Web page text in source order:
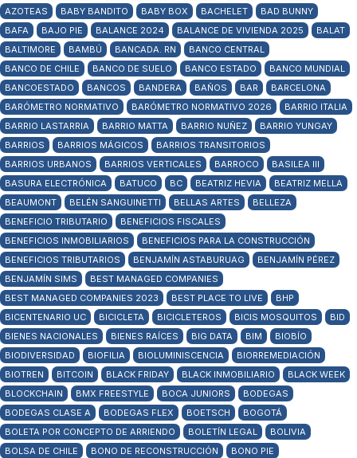
AZOTEAS
BABY BANDITO BABY BOX BACHELET
BAD BUNNY
BAFA
BAJO PIE BALANCE 2024 BALANCE DE VIVIENDA 2025
BALAT
BALTIMORE
BAMBÚ BANCADA. RN
BANCO CENTRAL
BANCO DE CHILE
BANCO DE SUELO BANCO ESTADO
BANCO MUNDIAL
BANCOESTADO
BANCOS BANDERA BAÑOS BAR
BARCELONA
BARÓMETRO NORMATIVO
BARÓMETRO NORMATIVO 2026
BARRIO ITALIA
BARRIO LASTARRIA
BARRIO MATTA BARRIO NUÑEZ
BARRIO YUNGAY
BARRIOS
BARRIOS MÁGICOS
BARRIOS TRANSITORIOS
BARRIOS URBANOS
BARRIOS VERTICALES BARROCO
BASILEA III
BASURA ELECTRÓNICA
BATUCO BC BEATRIZ HEVIA
BEATRIZ MELLA
BEAUMONT
BELÉN SANGUINETTI BELLAS ARTES
BELLEZA
BENEFICIO TRIBUTARIO
BENEFICIOS FISCALES
BENEFICIOS INMOBILIARIOS
BENEFICIOS PARA LA CONSTRUCCIÓN
BENEFICIOS TRIBUTARIOS
BENJAMÍN ASTABURUAG
BENJAMÍN PÉREZ
BENJAMÍN SIMS
BEST MANAGED COMPANIES
BEST MANAGED COMPANIES 2023
BEST PLACE TO LIVE
BHP
BICENTENARIO UC
BICICLETA BICICLETEROS BICIS MOSQUITOS
BID
BIENES NACIONALES
BIENES RAÍCES BIG DATA BIM
BIOBÍO
BIODIVERSIDAD
BIOFILIA BIOLUMINISCENCIA
BIORREMEDIACIÓN
BIOTREN
BITCOIN BLACK FRIDAY BLACK INMOBILIARIO
BLACK WEEK
BLOCKCHAIN
BMX FREESTYLE BOCA JUNIORS
BODEGAS
BODEGAS CLASE A
BODEGAS FLEX BOETSCH
BOGOTÁ
BOLETA POR CONCEPTO DE ARRIENDO
BOLETÍN LEGAL
BOLIVIA
BOLSA DE CHILE
BONO DE RECONSTRUCCIÓN
BONO PIE